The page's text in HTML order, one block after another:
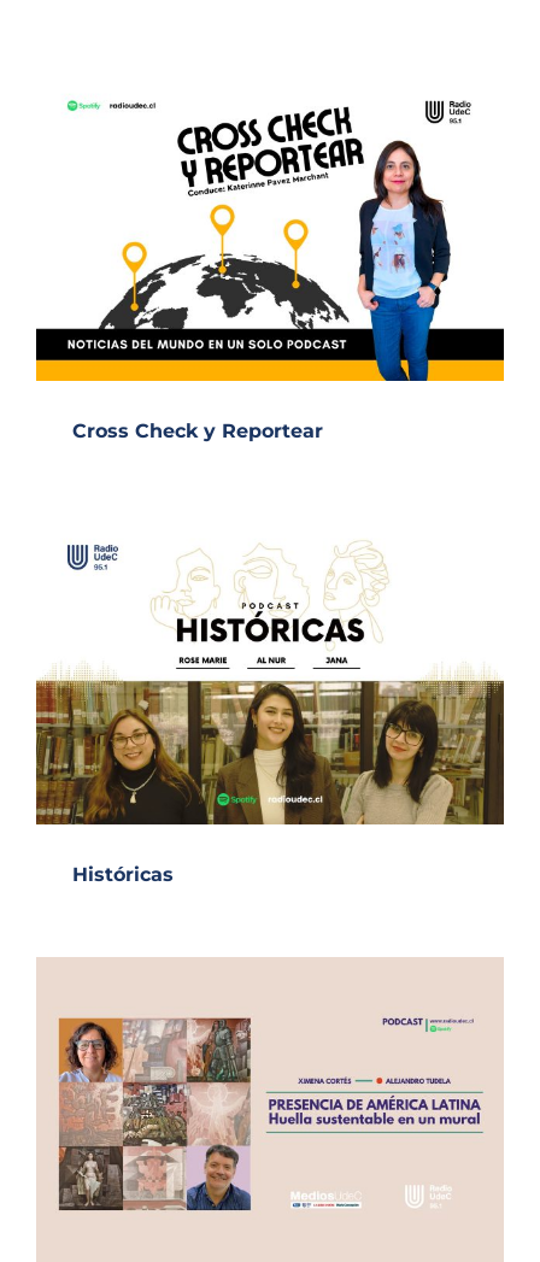
Cross Check y Reportear
Históricas